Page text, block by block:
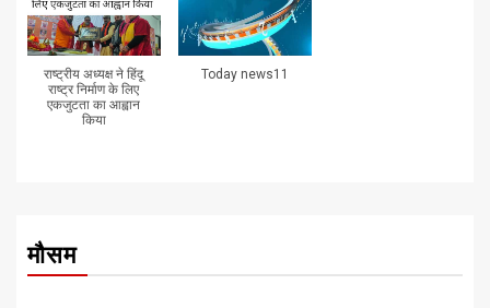
राष्ट्रीय अध्यक्ष ने हिंदू
राष्ट्र निर्माण के लिए
एकजुटता का आह्वान
किया
Today news11
मौसम